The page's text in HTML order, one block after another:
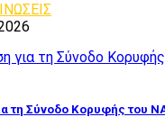
τη Σύνοδο Κορυφής του